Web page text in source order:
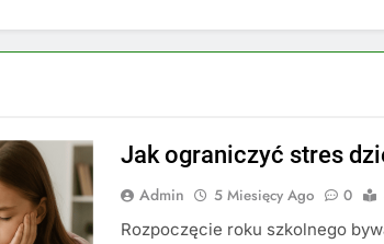
Jak ograniczyć stres
Admin 5 Miesięcy Ago 0
Rozpoczęcie roku szkolnego